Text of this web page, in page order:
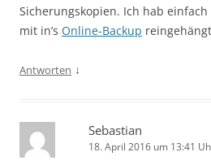
Sicherungskopien. Ich hab
mit in’s Online-Backup
Antworten ↓
Sebastian
18. April 2016 um 13:41